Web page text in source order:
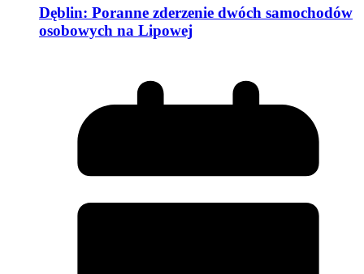
Dęblin: Poranne zderzenie dwóch samochodów
osobowych na Lipowej